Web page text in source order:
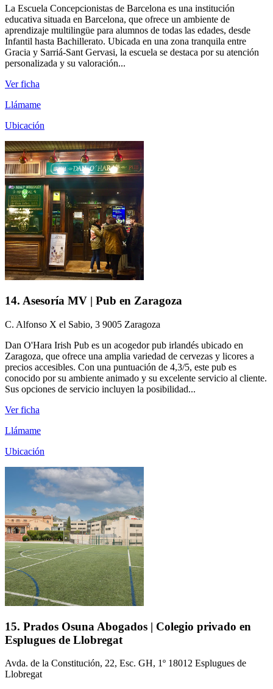
La Escuela Concepcionistas de Barcelona es una institución
educativa situada en Barcelona, que ofrece un ambiente de
aprendizaje multilingüe para alumnos de todas las edades, desde
Infantil hasta Bachillerato. Ubicada en una zona tranquila entre
Gracia y Sarriá-Sant Gervasi, la escuela se destaca por su atención
personalizada y su valoración...
Ver ficha
Llámame
Ubicación
14. Asesoría MV | Pub en Zaragoza
C. Alfonso X el Sabio, 3 9005 Zaragoza
Dan O'Hara Irish Pub es un acogedor pub irlandés ubicado en
Zaragoza, que ofrece una amplia variedad de cervezas y licores a
precios accesibles. Con una puntuación de 4,3/5, este pub es
conocido por su ambiente animado y su excelente servicio al cliente.
Sus opciones de servicio incluyen la posibilidad...
Ver ficha
Llámame
Ubicación
15. Prados Osuna Abogados | Colegio privado en
Esplugues de Llobregat
Avda. de la Constitución, 22, Esc. GH, 1º 18012 Esplugues de
Llobregat